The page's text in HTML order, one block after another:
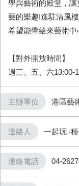
學與藝術的殿堂，
藝的樂趣!進駐清風
希望能帶給來藝術中
【對外開放時間】
週三、五、六13:00-
主辦單位 港區藝
連絡人 一起玩 ‧
連絡電話 04-